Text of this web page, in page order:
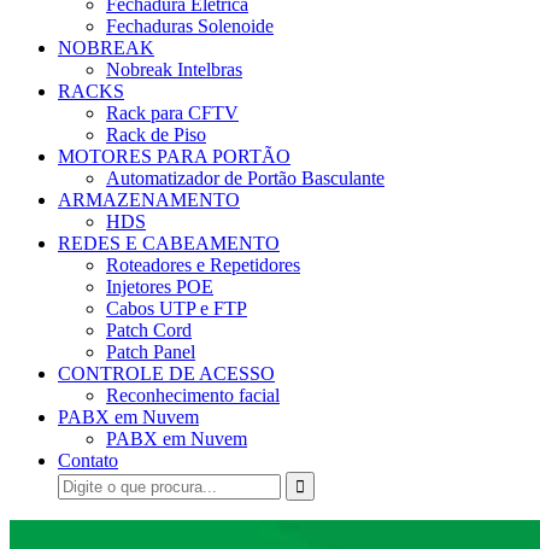
Fechadura Elétrica
Fechaduras Solenoide
NOBREAK
Nobreak Intelbras
RACKS
Rack para CFTV
Rack de Piso
MOTORES PARA PORTÃO
Automatizador de Portão Basculante
ARMAZENAMENTO
HDS
REDES E CABEAMENTO
Roteadores e Repetidores
Injetores POE
Cabos UTP e FTP
Patch Cord
Patch Panel
CONTROLE DE ACESSO
Reconhecimento facial
PABX em Nuvem
PABX em Nuvem
Contato